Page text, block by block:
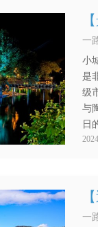
一
小
是
级
与
日
一